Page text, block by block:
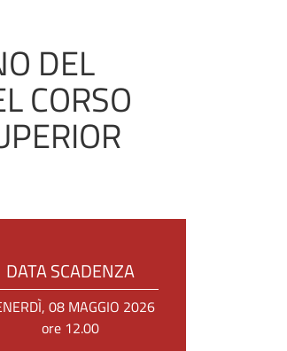
DEL
CORSO
DATA SCADENZA
08 MAGGIO 2026
ore 12.00